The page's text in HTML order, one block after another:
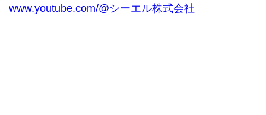
www.youtube.com/@シーエル株式会社